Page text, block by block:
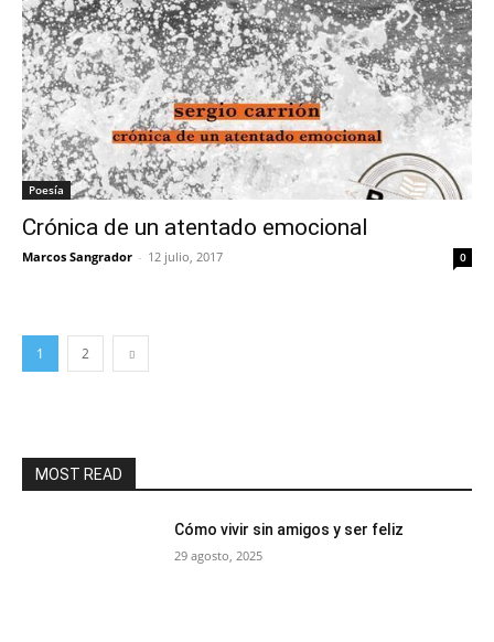
Poesía
Crónica de un atentado emocional
Marcos Sangrador - 12 julio, 2017 0
1 2
MOST READ
Cómo vivir sin amigos y ser feliz
29 agosto, 2025